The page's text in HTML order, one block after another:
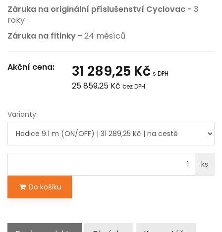
Záruka na originální příslušenství Cyclovac - 3
roky
Záruka na fitinky - 24 měsíců
Akční cena: 31 289,25 Kč s DPH
25 859,25 Kč bez DPH
Varianty:
ks
Do košíku